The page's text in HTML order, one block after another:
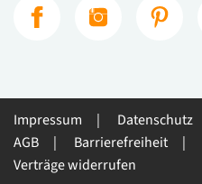
Impressum Datenschutz
AGB
Barrierefreiheit
Verträge widerrufen